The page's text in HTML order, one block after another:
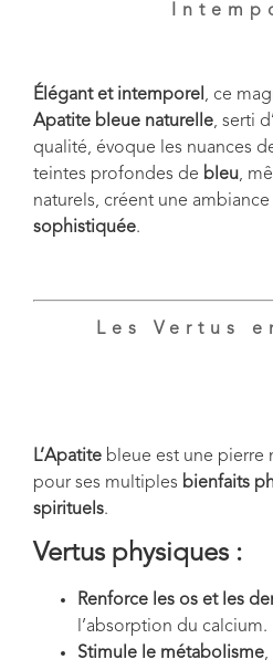
Élégant et intemporel, ce
Apatite bleue naturelle, serti d’
qualité, évoque les nuances
teintes profondes de bleu,
naturels, créent une ambiance
sophistiquée.
Les Vertus
L’Apatite bleue est une pierre
pour ses multiples bienfaits
spirituels.
Vertus physiques :
Renforce les os et les
l’absorption du calcium.
Stimule le métabolisme,